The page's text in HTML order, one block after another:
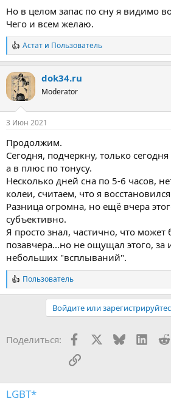
Но в целом запас по сну я видимо
Чего и всем желаю.
Р
е
к
ц
и
Астат и Пользователь
dok34.ru
Moderator
3 Июн 2021
Продолжим.
Сегодня, подчеркну, только
а в плюс по тонусу.
Несколько дней сна по 5-6 часов,
колеи, считаем, что я
Разница огромна, но ещё вчера
субъективно.
Я просто знал, частично, что может
позавчера...но не ощущал этого,
небольших "всплываний".
Р
е
и
Пользователь
Войдите или
Поделиться: Facebook Bluesky
Ссылка
LGBT*